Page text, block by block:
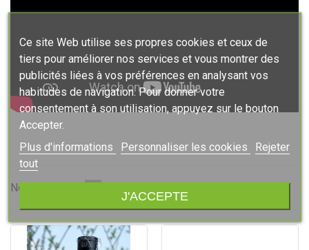
Nom, A à Z
Ce site Web utilise ses propres cookies et ceux de
tiers pour améliorer nos services et vous montrer des
publicités liées à vos préférences en analysant vos
habitudes de navigation. Pour donner votre
consentement à son utilisation, appuyez sur le bouton
Accepter.
Plus d'informations
Personnaliser les cookies
Rejeter
tout
J'ACCEPTE